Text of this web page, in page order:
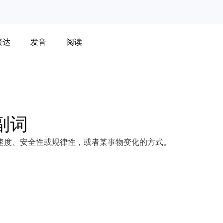
达 发音 阅读
词
、安全性或规律性，或者某事物变化的方式。